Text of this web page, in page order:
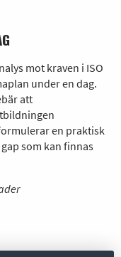
mot kraven i ISO
under en dag.
att
en praktisk
som kan finnas